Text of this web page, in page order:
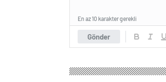
Gönder
En az 10 karakter gerekli